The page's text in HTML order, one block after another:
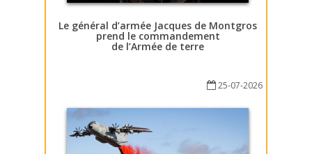
Le général d’armée Jacques de Montgros
prend le commandement
de l’Armée de terre
25-07-2026